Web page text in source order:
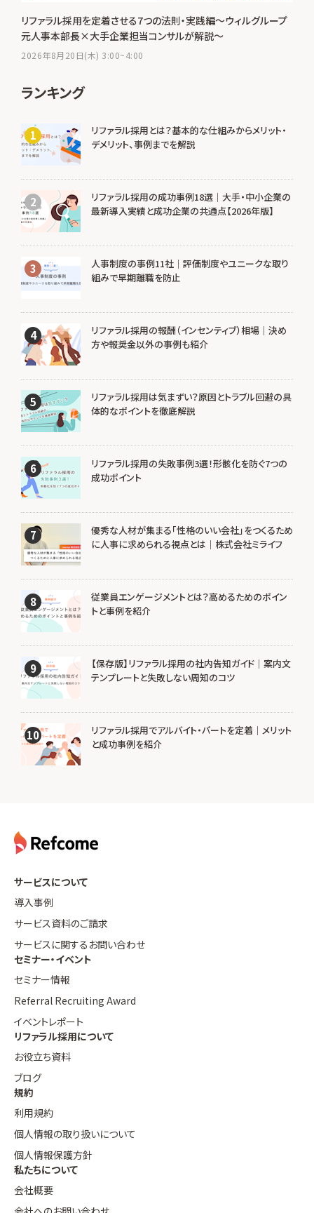
リファラル採用を定着させる7つの法則・実践編～ウィルグループ
元人事本部長×大手企業担当コンサルが解説～
2026年8月20日(木) 3:00~4:00
ランキング
1
リファラル採用とは？基本的な仕組みからメリット・
デメリット、事例までを解説
2
リファラル採用の成功事例18選｜大手・中小企業の
最新導入実績と成功企業の共通点【2026年版】
3
人事制度の事例11社｜評価制度やユニークな取り
組みで早期離職を防止
4
リファラル採用の報酬（インセンティブ）相場｜決め
方や報奨金以外の事例も紹介
5
リファラル採用は気まずい？原因とトラブル回避の具
体的なポイントを徹底解説
6
リファラル採用の失敗事例3選！形骸化を防ぐ7つの
成功ポイント
7
優秀な人材が集まる「性格のいい会社」をつくるため
に人事に求められる視点とは｜株式会社ミライフ
8
従業員エンゲージメントとは？高めるためのポイン
トと事例を紹介
9
【保存版】リファラル採用の社内告知ガイド｜案内文
テンプレートと失敗しない周知のコツ
10
リファラル採用でアルバイト・パートを定着｜メリット
と成功事例を紹介
サービスについて
導入事例
サービス資料のご請求
サービスに関するお問い合わせ
セミナー・イベント
セミナー情報
Referral Recruiting Award
イベントレポート
リファラル採用について
お役立ち資料
ブログ
規約
利用規約
個人情報の取り扱いについて
個人情報保護方針
私たちについて
会社概要